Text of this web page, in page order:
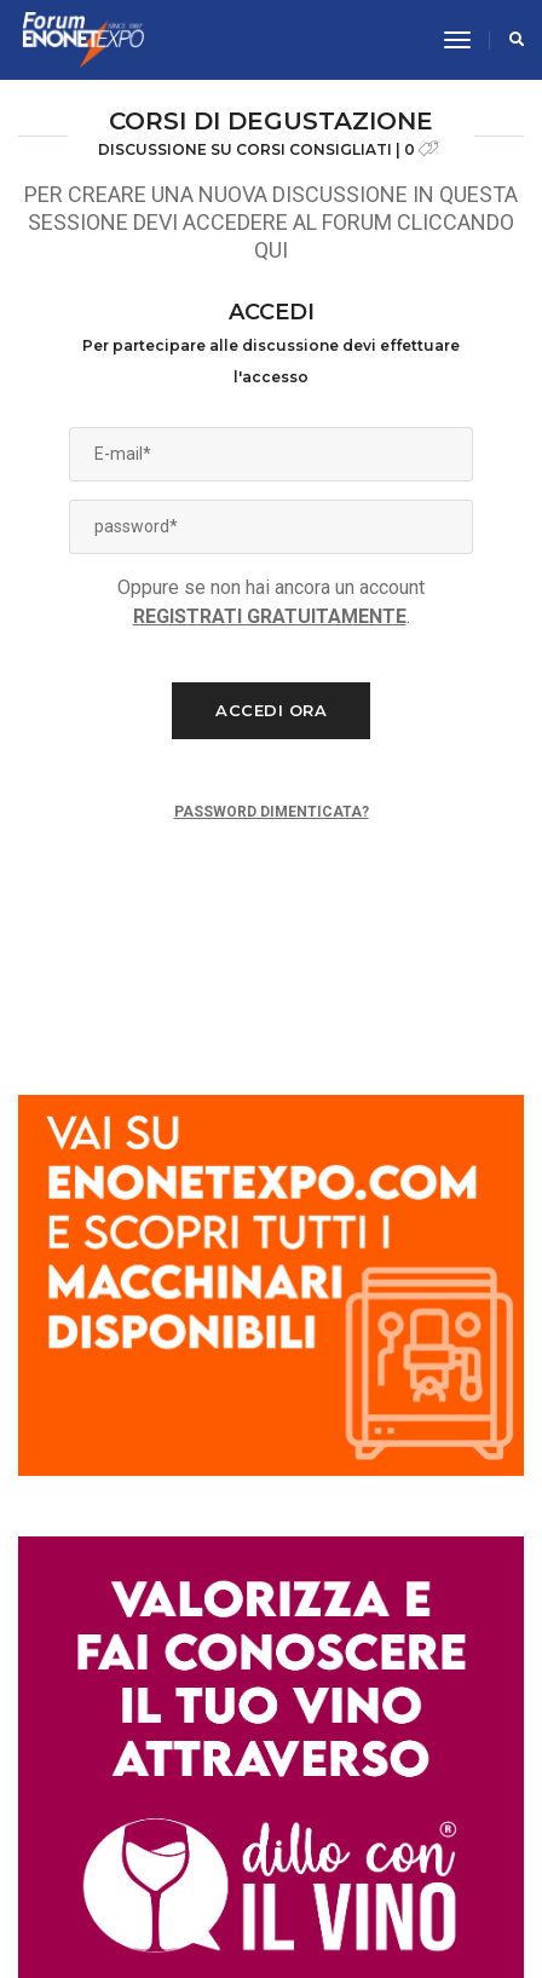
toggle
CORSI DI DEGUSTAZIONE
DISCUSSIONE SU CORSI CONSIGLIATI | 0
PER CREARE UNA NUOVA DISCUSSIONE IN QUESTA
SESSIONE DEVI ACCEDERE AL FORUM CLICCANDO
QUI
ACCEDI
Per partecipare alle discussione devi effettuare
l'accesso
Oppure se non hai ancora un account
REGISTRATI GRATUITAMENTE.
ACCEDI ORA
PASSWORD DIMENTICATA?